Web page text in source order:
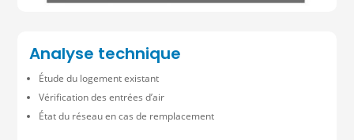
Analyse technique
Étude du logement existant
Vérification des entrées d’air
État du réseau en cas de remplacement